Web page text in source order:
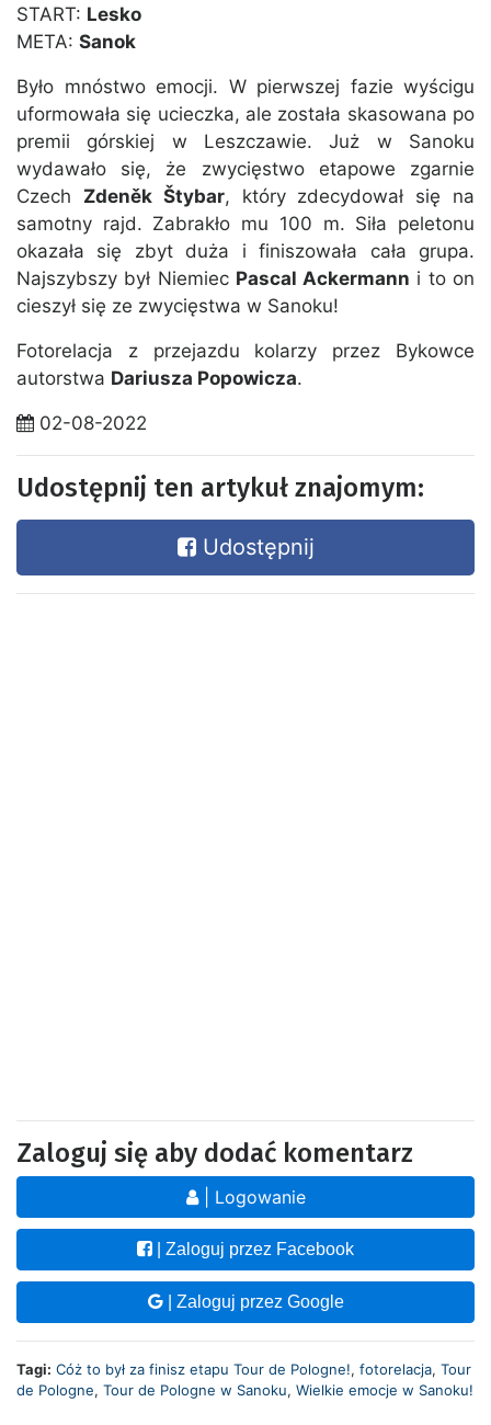
START: Lesko
META: Sanok
Było mnóstwo emocji. W pierwszej fazie wyścigu
uformowała się ucieczka, ale została skasowana po
premii górskiej w Leszczawie. Już w Sanoku
wydawało się, że zwycięstwo etapowe zgarnie
Czech Zdeněk Štybar, który zdecydował się na
samotny rajd. Zabrakło mu 100 m. Siła peletonu
okazała się zbyt duża i finiszowała cała grupa.
Najszybszy był Niemiec Pascal Ackermann i to on
cieszył się ze zwycięstwa w Sanoku!
Fotorelacja z przejazdu kolarzy przez Bykowce
autorstwa Dariusza Popowicza.
02-08-2022
Udostępnij ten artykuł znajomym:
Udostępnij
Zaloguj się aby dodać komentarz
| Logowanie
| Zaloguj przez Facebook
| Zaloguj przez Google
Tagi: Cóż to był za finisz etapu Tour de Pologne!, fotorelacja, Tour
de Pologne, Tour de Pologne w Sanoku, Wielkie emocje w Sanoku!